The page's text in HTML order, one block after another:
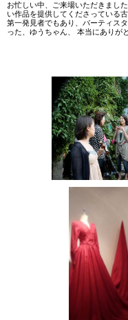
お忙しい中、ご来場いただきまし
い作品を提供してくださっている
第一発見者でもあり、パーティス
った、ゆうちゃん、 本当にありが